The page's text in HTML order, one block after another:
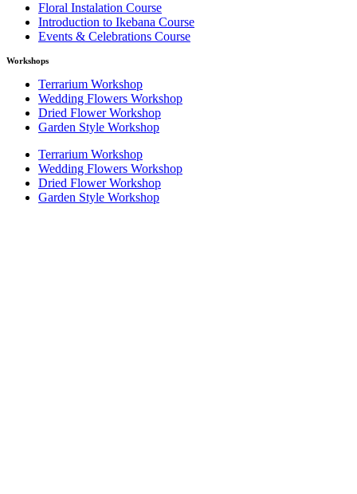
Floral Instalation Course
Introduction to Ikebana Course
Events & Celebrations Course
Workshops
Terrarium Workshop
Wedding Flowers Workshop
Dried Flower Workshop
Garden Style Workshop
Terrarium Workshop
Wedding Flowers Workshop
Dried Flower Workshop
Garden Style Workshop